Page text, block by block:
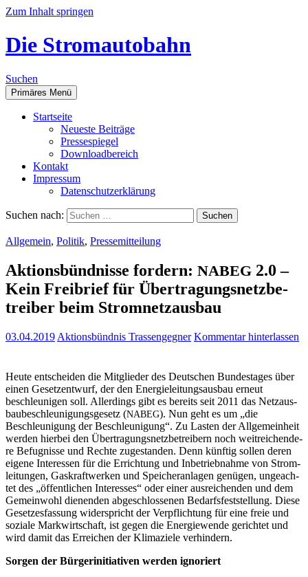
Zum Inhalt springen
Die Stromautobahn
Suchen
Primäres Menü
Start­sei­te
Neu­es­te Beiträge
Pres­se­spie­gel
Down­load­be­reich
Kon­takt
Impres­sum
Daten­schutz­er­klä­rung
Suchen nach:
Allgemein, Politik, Pressemitteilung
Akti­ons­bünd­nis­se for­dern: NABEG 2.0 –
Kein Frei­brief für Über­tra­gungs­netz­be­
trei­ber beim Stromnetzausbau
03.04.2019 Aktionsbündnis Trassengegner Kommentar hinterlassen
Heu­te ent­schei­den die Mit­glie­der des Deut­schen Bun­des­ta­ges über
einen Gesetz­ent­wurf, der den Ener­gie­lei­tungs­aus­bau erneut
beschleu­ni­gen soll. Aller­dings gibt es bereits seit 2011 das Netz­aus­
bau­be­schleu­ni­gungs­ge­setz (NABEG). Nun geht es um „die
Beschleu­ni­gung der Beschleu­ni­gung“. Zu Las­ten der All­ge­mein­heit
wer­den hier­bei den Über­tra­gungs­netz­be­trei­bern noch weit­rei­chen­de­
re Befug­nis­se und Rech­te zuge­stan­den. Denn künf­tig sol­len deren
eige­ne Inter­es­sen für die Errich­tung und Inbe­trieb­nah­me von Strom­
lei­tun­gen, Gas­kraft­wer­ken und Spei­cher­an­la­gen genü­gen, unge­ach­
tet des „öffent­li­chen Inter­es­ses“ oder einer aus­rei­chen­den und dem
Gemein­wohl die­nen­den abge­schlos­se­nen Bedarfs­fest­stel­lung. Die­se
Geset­zes­fas­sung wider­spricht der Ver­pflich­tung für eine freie und
sozia­le Mark­wirt­schaft, ist gegen die Ener­gie­wen­de gerich­tet und
wird damit das Errei­chen der Kli­ma­zie­le verhindern.
Sor­gen der Bür­ger­initia­ti­ven wer­den ignoriert